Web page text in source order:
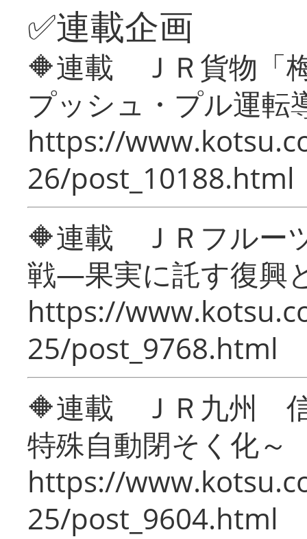
✅連載企画
🔶連載 ＪＲ貨物「
プッシュ・プル運転
https://
26/post_10188.html
🔶連載 ＪＲフルー
戦―果実に託す復興
https://
25/post_9768.html
🔶連載 ＪＲ九州 信
特殊自動閉そく化～
https://
25/post_9604.html